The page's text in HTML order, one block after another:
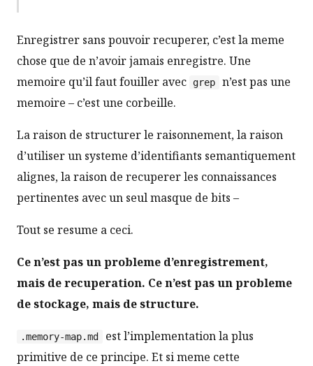
Enregistrer sans pouvoir recuperer, c’est la meme
chose que de n’avoir jamais enregistre. Une
memoire qu’il faut fouiller avec
grep
n’est pas une
memoire – c’est une corbeille.
La raison de structurer le raisonnement, la raison
d’utiliser un systeme d’identifiants semantiquement
alignes, la raison de recuperer les connaissances
pertinentes avec un seul masque de bits –
Tout se resume a ceci.
Ce n’est pas un probleme d’enregistrement,
mais de recuperation. Ce n’est pas un probleme
de stockage, mais de structure.
.memory-map.md
est l’implementation la plus
primitive de ce principe. Et si meme cette